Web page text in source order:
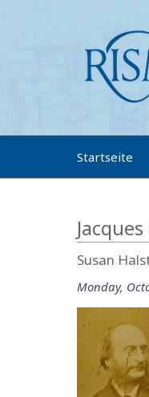
Startseite
Susan
Monday,